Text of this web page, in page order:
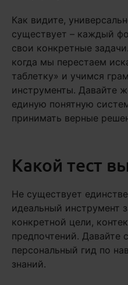
Как видите,
существует – каждый
свои конкретные
когда мы перестаем
таблетку» и учимся
инструменты. Давайте
единую понятную
принимать верные
Какой тест
Не существует
идеальный инструмент
конкретной цели,
предпочтений. Давайте
персональный гид по
знаний.